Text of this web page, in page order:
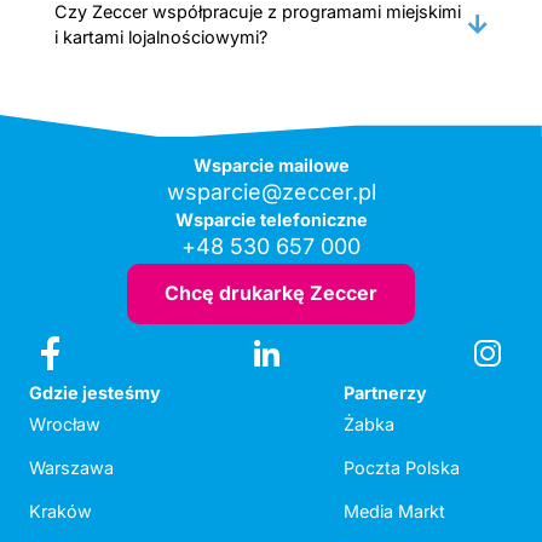
Czy Zeccer współpracuje z programami miejskimi
i kartami lojalnościowymi?
Wsparcie mailowe
wsparcie@zeccer.pl
Wsparcie telefoniczne
+48 530 657 000
Chcę drukarkę Zeccer
Gdzie jesteśmy
Wrocław
Warszawa
Kraków
Partnerzy
Żabka
Poczta Polska
Media Markt